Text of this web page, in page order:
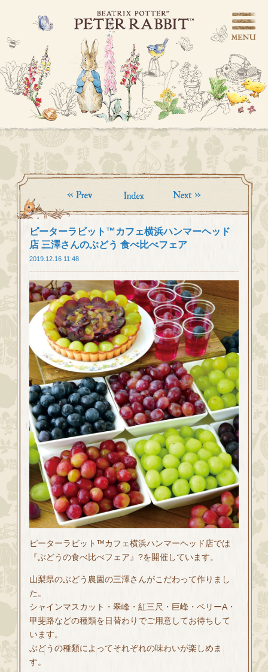
ピーターラビット™カフェ横浜ハンマーヘッド
店 三澤さんのぶどう 食べ比べフェア
2019.12.16 11:48
ピーターラビット™カフェ横浜ハンマーヘッド店では
『ぶどうの食べ比べフェア』?を開催しています。
山梨県のぶどう農園の三澤さんがこだわって作りまし
た。
シャインマスカット・翠峰・紅三尺・巨峰・ベリーA・
甲斐路などの種類を日替わりでご用意してお待ちして
います。
ぶどうの種類によってそれぞれの味わいが楽しめま
す。